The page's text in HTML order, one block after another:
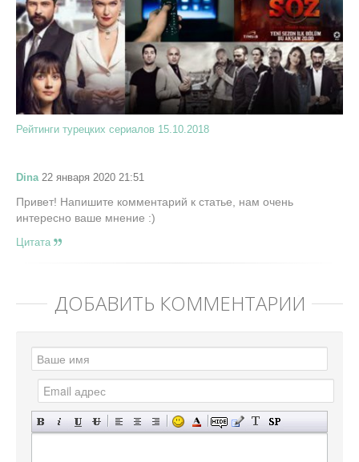
Рейтинги турецких сериалов 15.10.2018
Dina22 января 2020 21:51
Привет! Напишите комментарий к статье, нам очень
интересно ваше мнение :)
Цитата
ДОБАВИТЬ КОММЕНТАРИЙ